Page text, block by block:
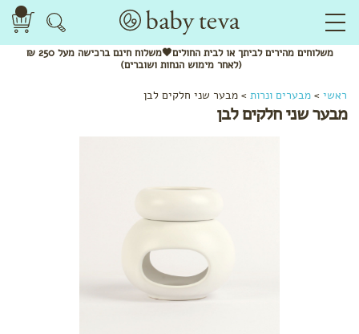
משלוחיםמהיריםלביתך או לבית החולים🖤משלוחחינם
ברכישה מעל 250 ₪
(לאחר מימוש הנחות ושוברים)
ראשי > מבערים ונרות > מבער שני חלקים לבן
מבער שני חלקים לבן